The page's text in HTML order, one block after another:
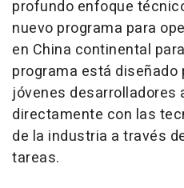
profundo enfoque
nuevo programa para
en China continental
programa está diseñado
jóvenes desarrolladores
directamente con las
de la industria a través
tareas.